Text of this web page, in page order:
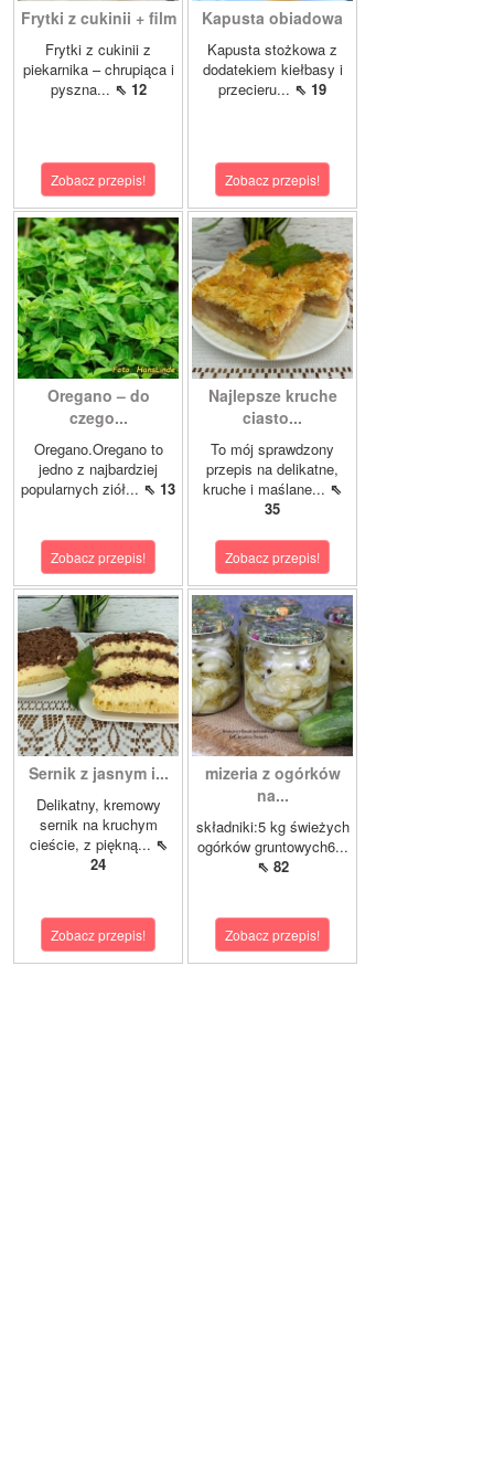
Frytki z cukinii + film
Frytki z cukinii z
piekarnika – chrupiąca i
pyszna... ⇖ 12
Zobacz przepis!
Kapusta obiadowa
Kapusta stożkowa z
dodatekiem kiełbasy i
przecieru... ⇖ 19
Zobacz przepis!
Oregano – do
czego...
Oregano.Oregano to
jedno z najbardziej
popularnych ziół... ⇖ 13
Zobacz przepis!
Najlepsze kruche
ciasto...
To mój sprawdzony
przepis na delikatne,
kruche i maślane... ⇖
35
Zobacz przepis!
Sernik z jasnym i...
Delikatny, kremowy
sernik na kruchym
cieście, z piękną... ⇖
24
Zobacz przepis!
mizeria z ogórków
na...
składniki:5 kg świeżych
ogórków gruntowych6...
⇖ 82
Zobacz przepis!